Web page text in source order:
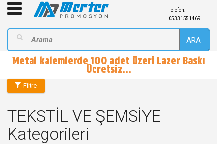
Telefon:
05331551469
ARA
Metal kalemlerde 100 adet üzeri Lazer Baskı
Ücretsiz...
Filtre
TEKSTİL VE ŞEMSİYE
Kategorileri